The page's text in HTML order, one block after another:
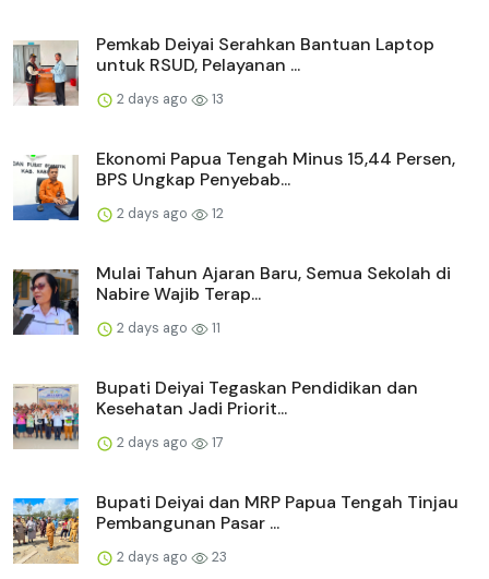
Pemkab Deiyai Serahkan Bantuan Laptop
untuk RSUD, Pelayanan ...
2 days ago 13
Ekonomi Papua Tengah Minus 15,44 Persen,
BPS Ungkap Penyebab...
2 days ago 12
Mulai Tahun Ajaran Baru, Semua Sekolah di
Nabire Wajib Terap...
2 days ago 11
Bupati Deiyai Tegaskan Pendidikan dan
Kesehatan Jadi Priorit...
2 days ago 17
Bupati Deiyai dan MRP Papua Tengah Tinjau
Pembangunan Pasar ...
2 days ago 23